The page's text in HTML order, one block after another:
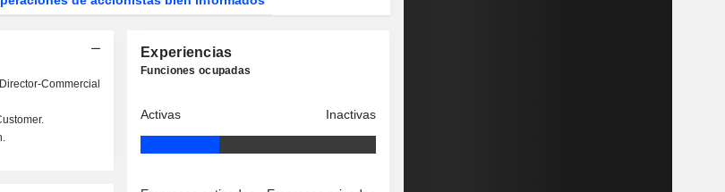
Commercial
Experiencias
Funciones ocupadas
Activas Inactivas